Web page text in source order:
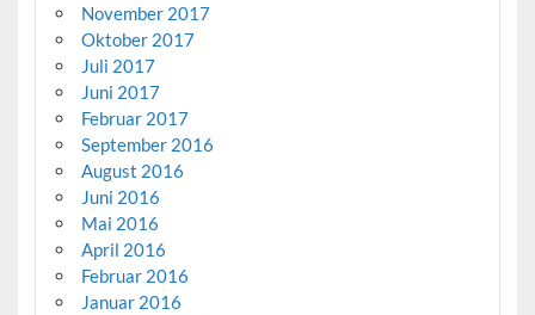
November 2017
Oktober 2017
Juli 2017
Juni 2017
Februar 2017
September 2016
August 2016
Juni 2016
Mai 2016
April 2016
Februar 2016
Januar 2016